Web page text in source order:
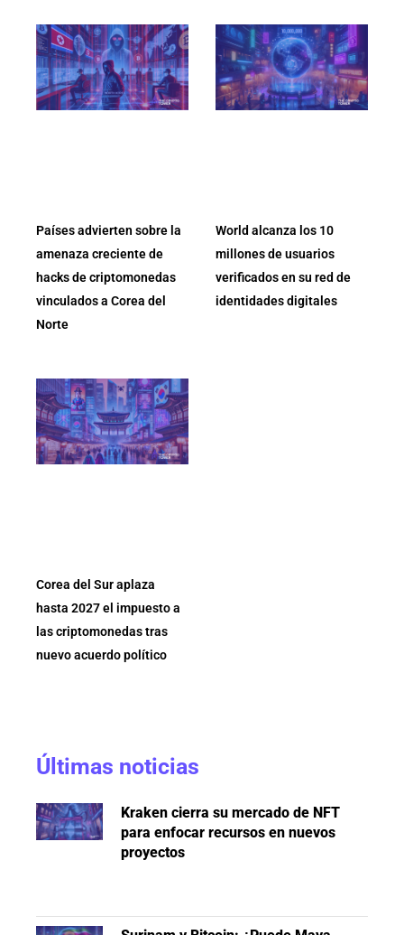
Países advierten sobre la
amenaza creciente de
hacks de criptomonedas
vinculados a Corea del
Norte
World alcanza los 10
millones de usuarios
verificados en su red de
identidades digitales
Corea del Sur aplaza
hasta 2027 el impuesto a
las criptomonedas tras
nuevo acuerdo político
Últimas noticias
Kraken cierra su mercado de NFT
para enfocar recursos en nuevos
proyectos